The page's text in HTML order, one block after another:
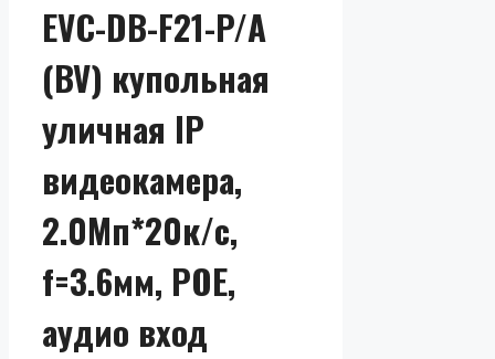
EVC-DB-F21-P/A
(BV) купольная
уличная IP
видеокамера,
2.0Мп*20к/с,
f=3.6мм, POE,
аудио вход